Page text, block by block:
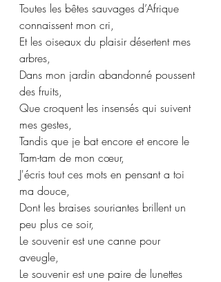
Toutes les bêtes sauvages d’Afrique
connaissent mon cri,
Et les oiseaux du plaisir désertent mes
arbres,
Dans mon jardin abandonné poussent
des fruits,
Que croquent les insensés qui suivent
mes gestes,
Tandis que je bat encore et encore le
Tam-tam de mon cœur,
J'écris tout ces mots en pensant a toi
ma douce,
Dont les braises souriantes brillent un
peu plus ce soir,
Le souvenir est une canne pour
aveugle,
Le souvenir est une paire de lunettes